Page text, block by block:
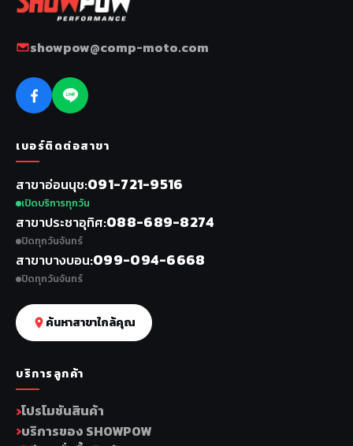
showpow@comp-moto.com
เบอร์ติดต่อสาขา
สาขาอ่อนนุช 091-721-9516
เปิดบริการทุกวัน
สาขาประชาอุทิศ 088-689-8274
ปิดทุกวันจันทร์
สาขาบางบอน 099-094-6668
ปิดทุกวันจันทร์
ค้นหาสาขาใกล้คุณ
บริการลูกค้า
โปรโมชันสินค้า
บริการของ SHOWPOW